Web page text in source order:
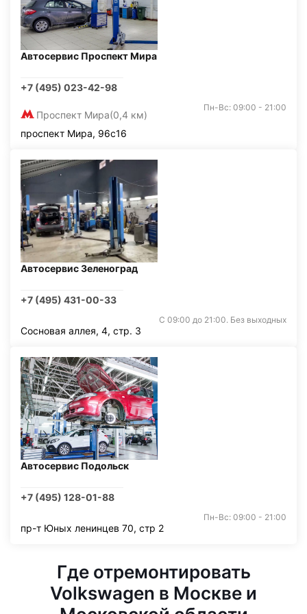
Автосервис Проспект Мира
+7 (495) 023-42-98
Проспект Мира(0,4 км)
Пн-Вс: 09:00 - 21:00
проспект Мира, 96с16
Автосервис Зеленоград
+7 (495) 431-00-33
С 09:00 до 21:00. Без выходных
Сосновая аллея, 4, стр. 3
Автосервис Подольск
+7 (495) 128-01-88
Пн-Вс: 09:00 - 21:00
пр-т Юных ленинцев 70, стр 2
Где отремонтировать
Volkswagen в Москве и